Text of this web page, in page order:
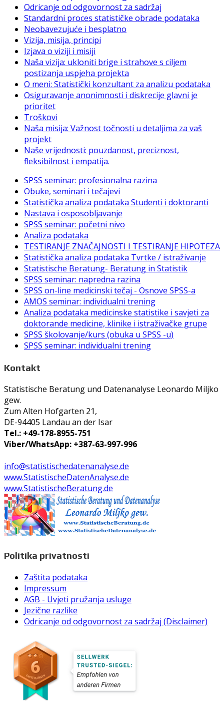
Odricanje od odgovornost za sadržaj
Standardni proces statističke obrade podataka
Neobavezujuće i besplatno
Vizija, misija, principi
Izjava o viziji i misiji
Naša vizija: ukloniti brige i strahove s ciljem
postizanja uspjeha projekta
O meni: Statistički konzultant za analizu podataka
Osiguravanje anonimnosti i diskrecije glavni je
prioritet
Troškovi
Naša misija: Važnost točnosti u detaljima za vaš
projekt
Naše vrijednosti: pouzdanost, preciznost,
fleksibilnost i empatija.
SPSS seminar: profesionalna razina
Obuke, seminari i tečajevi
Statistička analiza podataka Studenti i doktoranti
Nastava i osposobljavanje
SPSS seminar: početni nivo
Analiza podataka
TESTIRANJE ZNAČAJNOSTI I TESTIRANJE HIPOTEZA
Statistička analiza podataka Tvrtke / istraživanje
Statistische Beratung- Beratung in Statistik
SPSS seminar: napredna razina
SPSS on-line medicinski tečaj - Osnove SPSS-a
AMOS seminar: individualni trening
Analiza podataka medicinske statistike i savjeti za
doktorande medicine, klinike i istraživačke grupe
SPSS školovanje/kurs (obuka u SPSS -u)
SPSS seminar: individualni trening
Kontakt
Statistische Beratung und Datenanalyse Leonardo Miljko
gew.
Zum Alten Hofgarten 21,
DE-94405 Landau an der Isar
Tel.: +49-178-8955-751
Viber/WhatsApp: +387-63-997-996
info@statistischedatenanalyse.de
www.StatistischeDatenAnalyse.de
www.StatistischeBeratung.de
Politika privatnosti
Zaštita podataka
Impressum
AGB - Uvjeti pružanja usluge
Jezične razlike
Odricanje od odgovornost za sadržaj (Disclaimer)